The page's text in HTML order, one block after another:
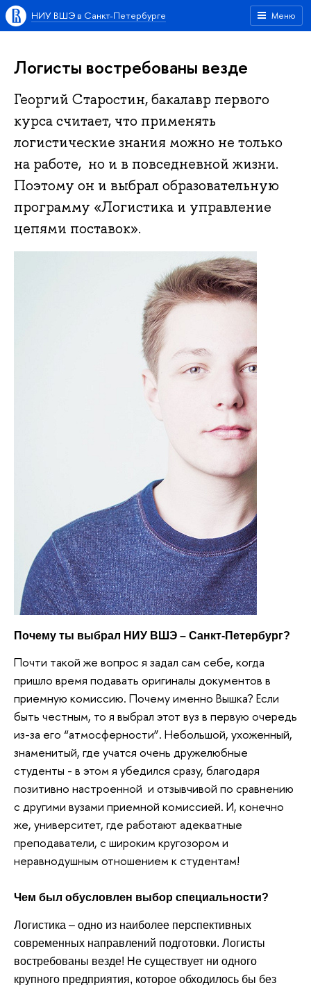
Меню
НИУ ВШЭ в Санкт-Петербурге
Логисты востребованы везде
Георгий Старостин, бакалавр первого
курса считает, что применять
логистические знания можно не только
на работе, но и в повседневной жизни.
Поэтому он и выбрал образовательную
программу «Логистика и управление
цепями поставок».
Почему ты выбрал НИУ ВШЭ – Санкт-Петербург?
Почти такой же вопрос я задал сам себе, когда
пришло время подавать оригиналы документов в
приемную комиссию. Почему именно Вышка? Если
быть честным, то я выбрал этот вуз в первую очередь
из-за его “атмосферности”. Небольшой, ухоженный,
знаменитый, где учатся очень дружелюбные
студенты - в этом я убедился сразу, благодаря
позитивно настроенной и отзывчивой по сравнению
с другими вузами приемной комиссией. И, конечно
же, университет, где работают адекватные
преподаватели, с широким кругозором и
неравнодушным отношением к студентам!
Чем был обусловлен выбор специальности?
Логистика – одно из наиболее перспективных
современных направлений подготовки. Логисты
востребованы везде! Не существует ни одного
крупного предприятия, которое обходилось бы без